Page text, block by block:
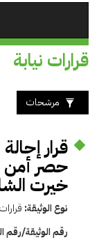
قرارات نيابة
مرشحات
حصر أمن
خيرت
نوع الوثيقة:
رقم الوثيقة/رقم